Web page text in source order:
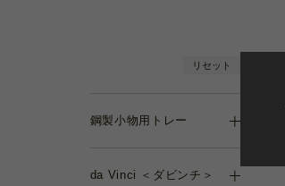
リセット
鋼製小物用トレー
da Vinci ＜ダビンチ＞